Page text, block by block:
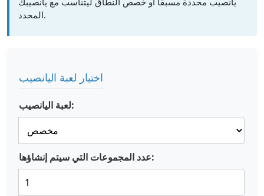
المحدد.
اختيار لعبة اليانصيب
لعبة اليانصيب:
عدد المجموعات التي سيتم إنشاؤها: